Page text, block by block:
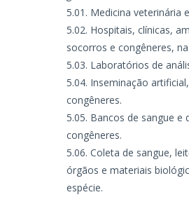
Medicina veterinária
Hospitais, clínicas,
socorros e congêneres,
Laboratórios de
Inseminação
congêneres.
Bancos de sangue e
congêneres.
Coleta de sangue,
órgãos e materiais
espécie.